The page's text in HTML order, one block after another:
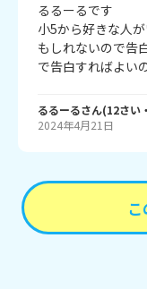
るるーるです
小5から好きな人
もしれないので告
で告白すればよい
るるーるさん(12さい・
2024年4月21日